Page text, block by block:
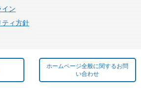
イン
ティ方針
ホームページ全般に関するお問
い合わせ